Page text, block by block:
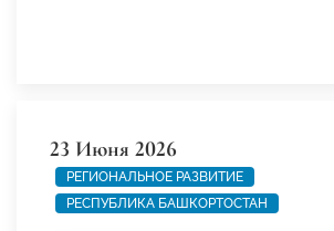
23 Июня 2026
РЕГИОНАЛЬНОЕ РАЗВИТИЕ
РЕСПУБЛИКА БАШКОРТОСТАН